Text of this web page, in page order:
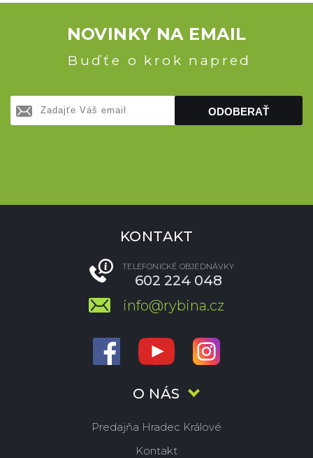
NOVINKY NA EMAIL
Buďťe o krok napred
ODOBERAŤ
O NÁS
Predajňa Hradec Králové
Kontakt
KONTAKT
TELEFONICKÉ OBJEDNÁVKY
602 224 048
info@rybina.cz